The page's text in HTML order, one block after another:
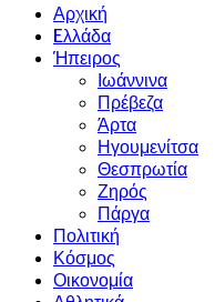
Αρχική
Eλλάδα
Ήπειρος
Ιωάννινα
Πρέβεζα
Άρτα
Ηγουμενίτσα
Θεσπρωτία
Ζηρός
Πάργα
Πολιτική
Κόσμος
Οικονομία